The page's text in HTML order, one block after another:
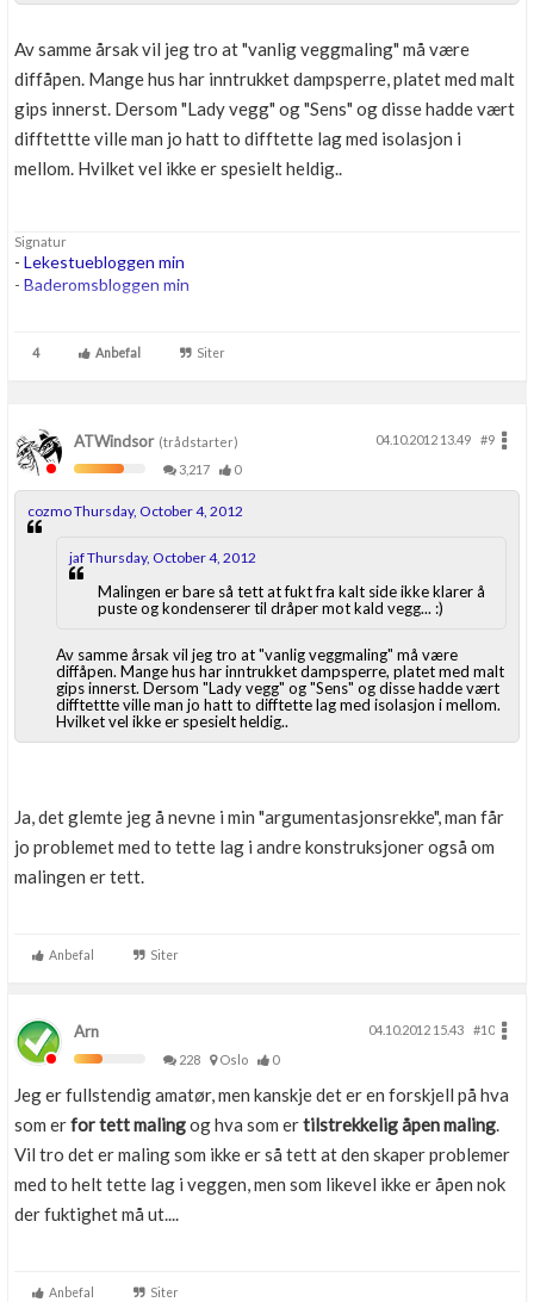
Av samme årsak vil jeg tro at "vanlig veggmaling" må være
diffåpen. Mange hus har inntrukket dampsperre, platet med malt
gips innerst. Dersom "Lady vegg" og "Sens" og disse hadde vært
difftettte ville man jo hatt to difftette lag med isolasjon i
mellom. Hvilket vel ikke er spesielt heldig..
Signatur
- Lekestuebloggen min
- Baderomsbloggen min
4 Anbefal Siter
ATWindsor(trådstarter) 04.10.2012 13.49
#9
3,217
0
cozmo Thursday, October 4, 2012
jaf Thursday, October 4, 2012
Malingen er bare så tett at fukt fra kalt side ikke klarer å
puste og kondenserer til dråper mot kald vegg... :)
Av samme årsak vil jeg tro at "vanlig veggmaling" må være
diffåpen. Mange hus har inntrukket dampsperre, platet med malt
gips innerst. Dersom "Lady vegg" og "Sens" og disse hadde vært
difftettte ville man jo hatt to difftette lag med isolasjon i mellom.
Hvilket vel ikke er spesielt heldig..
Ja, det glemte jeg å nevne i min "argumentasjonsrekke", man får
jo problemet med to tette lag i andre konstruksjoner også om
malingen er tett.
Anbefal Siter
Arn 04.10.2012 15.43
#10
228
Oslo 0
Jeg er fullstendig amatør, men kanskje det er en forskjell på hva
som erfor tett malingog hva som ertilstrekkelig åpen maling.
Vil tro det er maling som ikke er så tett at den skaper problemer
med to helt tette lag i veggen, men som likevel ikke er åpen nok
der fuktighet må ut....
Anbefal Siter